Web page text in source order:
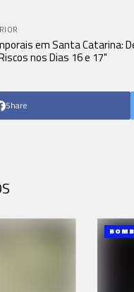
em Santa Catarina:
nos Dias 16 e 17"
Share